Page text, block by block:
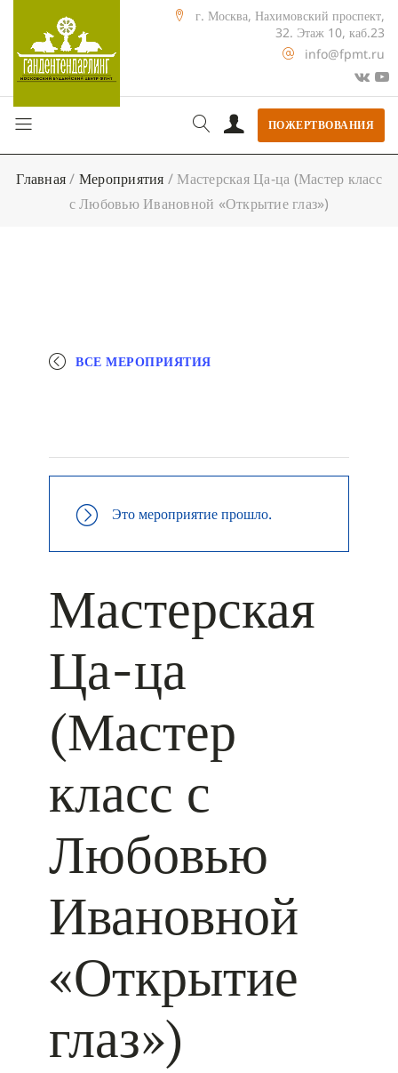
г. Москва, Нахимовский проспект,
32. Этаж 10, каб.23
info@fpmt.ru
ПОЖЕРТВОВАНИЯ
Главная/ Мероприятия / Мастерская Ца-ца (Мастер класс
с Любовью Ивановной «Открытие глаз»)
ВСЕ МЕРОПРИЯТИЯ
Это мероприятие прошло.
Мастерская
Ца-ца
(Мастер
класс с
Любовью
Ивановной
«Открытие
глаз»)